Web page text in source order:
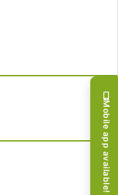
Mobile app available!